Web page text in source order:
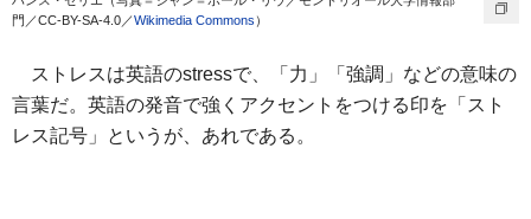
門／CC-BY-SA-4.0／Wikimedia Commons ）
ストレスは英語のstressで、「力」「強調」などの意味の
言葉だ。英語の発音で強くアクセントをつける印を「スト
レス記号」というが、あれである。